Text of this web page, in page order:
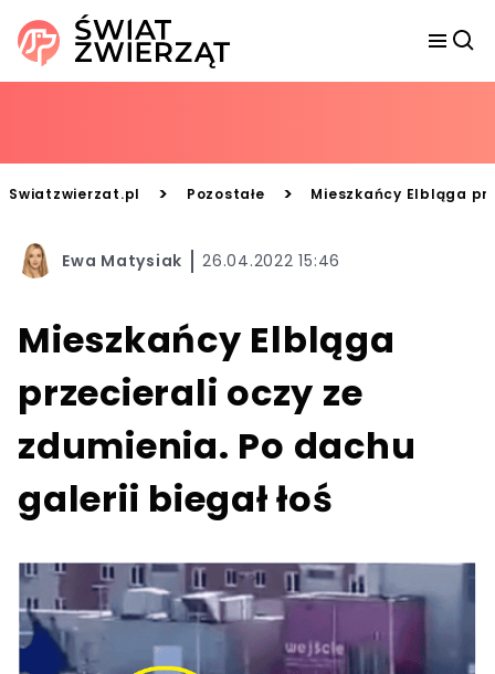
Swiatzwierzat.pl > Pozostałe > Mieszkańcy Elbląga
Ewa Matysiak 26.04.2022 15:46
Mieszkańcy Elbląga
przecierali oczy ze
zdumienia. Po dachu
galerii biegał łoś